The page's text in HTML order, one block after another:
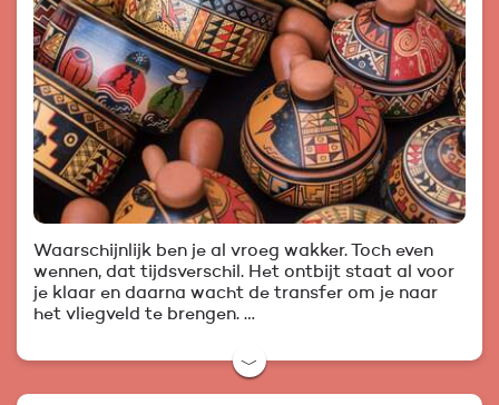
Waarschijnlijk ben je al vroeg wakker. Toch even
wennen, dat tijdsverschil. Het ontbijt staat al voor
je klaar en daarna wacht de transfer om je naar
het vliegveld te brengen. …
﹀